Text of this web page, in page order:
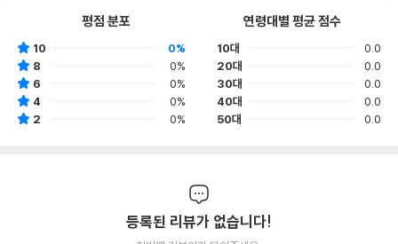
평점 분포
10
0%
8
0%
6
0%
4
0%
2
0%
연령대별 평균 점수
10대
0.0
20대
0.0
30대
0.0
40대
0.0
50대
0.0
등록된 리뷰가 없습니다!